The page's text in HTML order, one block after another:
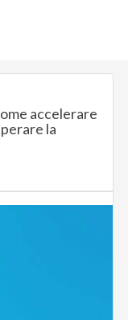
accelerare
la